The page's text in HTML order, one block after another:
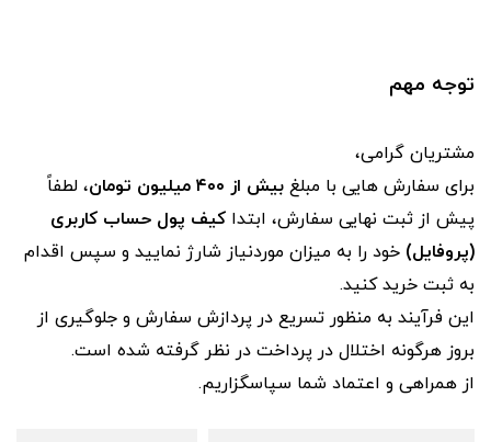
توجه مهم
مشتریان گرامی،
برای سفارش‌ هایی با مبلغ بیش از ۴۰۰ میلیون تومان
، لطفاً
پیش از ثبت نهایی سفارش، ابتدا کیف پول حساب کاربری
(پروفایل) خود را به میزان موردنیاز شارژ نمایید و سپس اقدام
به ثبت خرید کنید.
این فرآیند به‌ منظور تسریع در پردازش سفارش و جلوگیری از
بروز هرگونه اختلال در پرداخت در نظر گرفته شده است.
از همراهی و اعتماد شما سپاسگزاریم.